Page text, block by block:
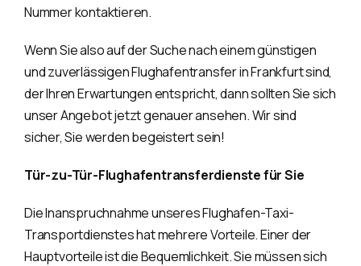
Nummer kontaktieren.
Wenn Sie also auf der Suche nach einem günstigen
und zuverlässigen Flughafentransfer in Frankfurt sind,
der Ihren Erwartungen entspricht, dann sollten Sie sich
unser Angebot jetzt genauer ansehen. Wir sind
sicher, Sie werden begeistert sein!
Tür-zu-Tür-Flughafentransferdienste für Sie
Die Inanspruchnahme unseres Flughafen-Taxi-
Transportdienstes hat mehrere Vorteile. Einer der
Hauptvorteile ist die Bequemlichkeit. Sie müssen sich